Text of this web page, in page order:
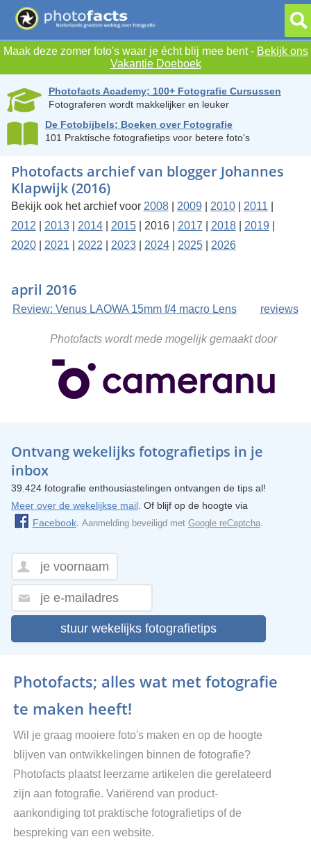
Maak deze zomer foto's waar je écht blij mee bent - Bekijk ons
Vakantie Doeboek
Photofacts Academy; 100+ Fotografie Cursussen
Fotograferen wordt makkelijker en leuker
De Fotobijbels; Boeken over Fotografie
101 Praktische fotografietips voor betere foto's
Photofacts archief van blogger Johannes
Klapwijk (2016)
Bekijk ook het archief voor 2008| 2009 2010| 2011|
2012
2013| 2014| 2015| 2016 | 2017 2018| 2019
2020| 2021| 2022 2023| 2024| 2025| 2026
april 2016
Review: Venus LAOWA 15mm f/4 macro Lens reviews
Photofacts wordt mede mogelijk gemaakt door
Ontvang wekelijks fotografietips in je
inbox
39.424 fotografie enthousiastelingen ontvangen de tips al!
Meer over de wekelijkse mail. Of blijf op de hoogte via
Facebook. Aanmelding beveiligd met Google reCaptcha.
stuur wekelijks fotografietips
Photofacts; alles wat met fotografie
te maken heeft!
Wil je graag mooiere foto's maken en op de hoogte
blijven van ontwikkelingen binnen de fotografie?
Photofacts plaatst leerzame artikelen die gerelateerd
zijn aan fotografie. Variërend van product-
aankondiging tot praktische fotografietips of de
bespreking van een website.